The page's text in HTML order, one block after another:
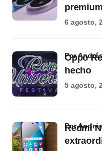
premium
6 agosto,
Oppo
hecho
por
5 agosto,
Redmi
por